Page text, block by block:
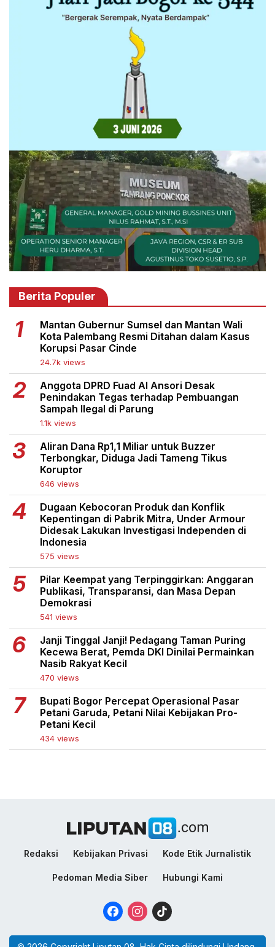
Berita Populer
Mantan Gubernur Sumsel dan Mantan Wali
Kota Palembang Resmi Ditahan dalam Kasus
Korupsi Pasar Cinde
24.7k views
Anggota DPRD Fuad Al Ansori Desak
Penindakan Tegas terhadap Pembuangan
Sampah Ilegal di Parung
1.1k views
Aliran Dana Rp1,1 Miliar untuk Buzzer
Terbongkar, Diduga Jadi Tameng Tikus
Koruptor
646 views
Dugaan Kebocoran Produk dan Konflik
Kepentingan di Pabrik Mitra, Under Armour
Didesak Lakukan Investigasi Independen di
Indonesia
575 views
Pilar Keempat yang Terpinggirkan: Anggaran
Publikasi, Transparansi, dan Masa Depan
Demokrasi
541 views
Janji Tinggal Janji! Pedagang Taman Puring
Kecewa Berat, Pemda DKI Dinilai Permainkan
Nasib Rakyat Kecil
470 views
Bupati Bogor Percepat Operasional Pasar
Petani Garuda, Petani Nilai Kebijakan Pro-
Petani Kecil
434 views
Redaksi Kebijakan Privasi Kode Etik Jurnalistik
Pedoman Media Siber Hubungi Kami
FacebookInstagram